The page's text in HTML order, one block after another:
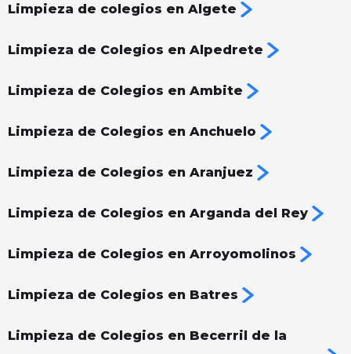
Limpieza de colegios en Algete
Limpieza de Colegios en Alpedrete
Limpieza de Colegios en Ambite
Limpieza de Colegios en Anchuelo
Limpieza de Colegios en Aranjuez
Limpieza de Colegios en Arganda del Rey
Limpieza de Colegios en Arroyomolinos
Limpieza de Colegios en Batres
Limpieza de Colegios en Becerril de la